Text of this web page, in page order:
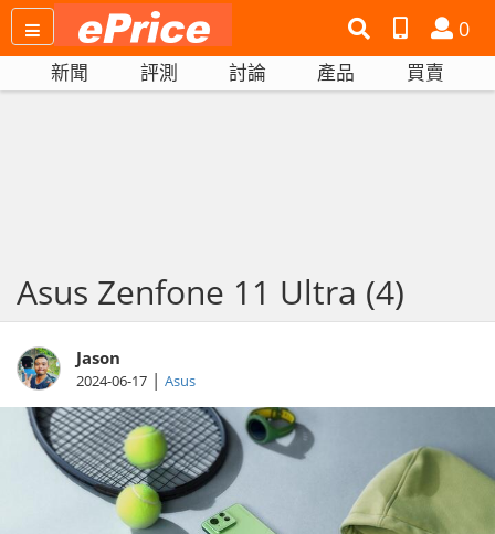
搜
尋
產
品
比
會
員
0
新聞 評測 討論 產品 買賣
Asus Zenfone 11 Ultra (4)
Jason
2024-06-17 | Asus